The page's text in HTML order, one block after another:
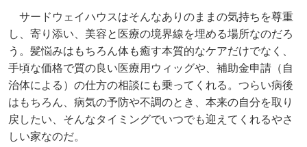
サードウェイハウスはそんなありのままの気持ちを尊重
し、寄り添い、美容と医療の境界線を埋める場所なのだろ
う。髪悩みはもちろん体も癒す本質的なケアだけでなく、
手頃な価格で質の良い医療用ウィッグや、補助金申請（自
治体による）の仕方の相談にも乗ってくれる。つらい病後
はもちろん、病気の予防や不調のとき、本来の自分を取り
戻したい、そんなタイミングでいつでも迎えてくれるやさ
しい家なのだ。